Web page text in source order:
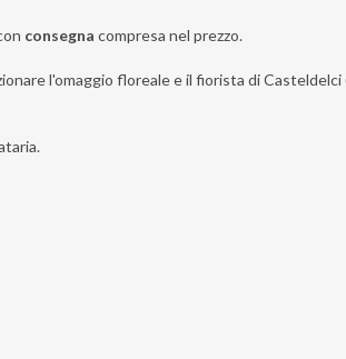
consegna compresa nel prezzo.
l'omaggio floreale e il fiorista di